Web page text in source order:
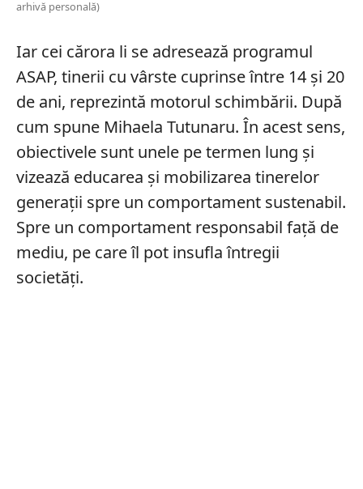
arhivă personală)
Iar cei cărora li se adresează programul
ASAP, tinerii cu vârste cuprinse între 14 și 20
de ani, reprezintă motorul schimbării. După
cum spune Mihaela Tutunaru. În acest sens,
obiectivele sunt unele pe termen lung și
vizează educarea și mobilizarea tinerelor
generații spre un comportament sustenabil.
Spre un comportament responsabil față de
mediu, pe care îl pot insufla întregii
societăți.